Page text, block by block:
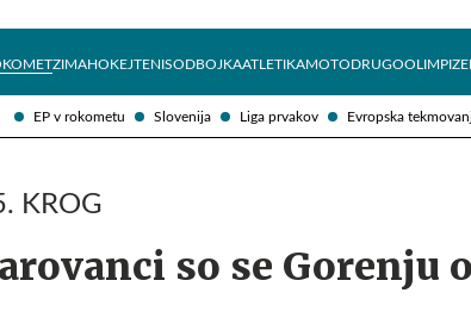
EP v rokometu Slovenija Liga prvakov Evropska
ZIMAHOKEJTENISODBOJKAATLETIKAMOTODRUGO
KROG
so se Gorenju